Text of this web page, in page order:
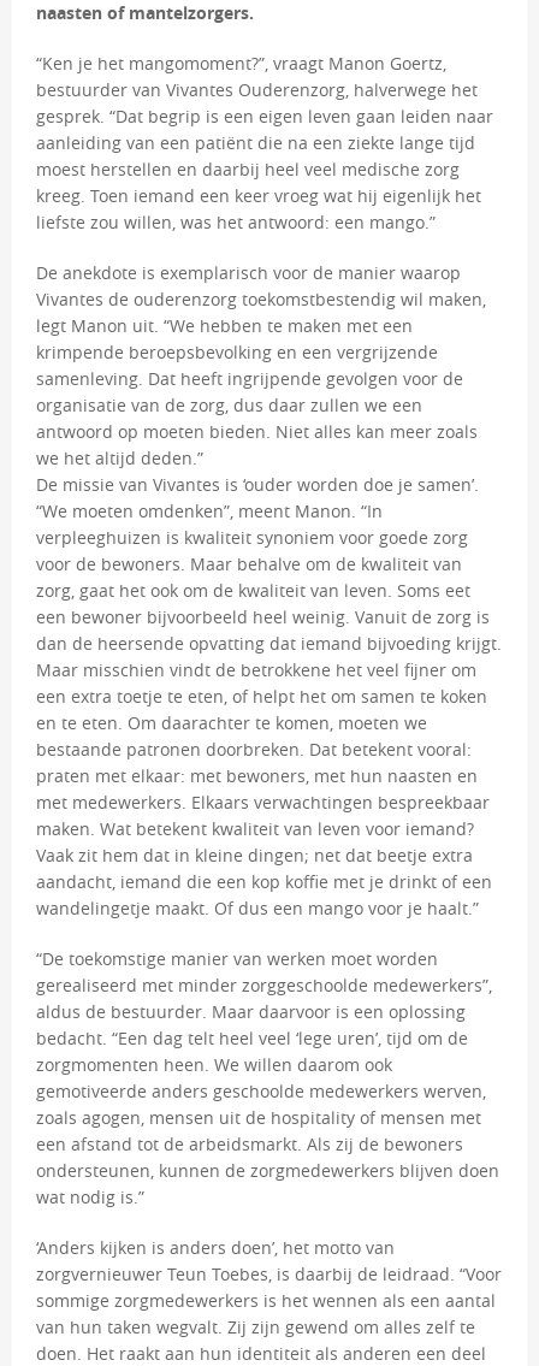
naasten of mantelzorgers.
“Ken je het mangomoment?”, vraagt Manon Goertz,
bestuurder van Vivantes Ouderenzorg, halverwege het
gesprek. “Dat begrip is een eigen leven gaan leiden naar
aanleiding van een patiënt die na een ziekte lange tijd
moest herstellen en daarbij heel veel medische zorg
kreeg. Toen iemand een keer vroeg wat hij eigenlijk het
liefste zou willen, was het antwoord: een mango.”
De anekdote is exemplarisch voor de manier waarop
Vivantes de ouderenzorg toekomstbestendig wil maken,
legt Manon uit. “We hebben te maken met een
krimpende beroepsbevolking en een vergrijzende
samenleving. Dat heeft ingrijpende gevolgen voor de
organisatie van de zorg, dus daar zullen we een
antwoord op moeten bieden. Niet alles kan meer zoals
we het altijd deden.”
De missie van Vivantes is ‘ouder worden doe je samen’.
“We moeten omdenken”, meent Manon. “In
verpleeghuizen is kwaliteit synoniem voor goede zorg
voor de bewoners. Maar behalve om de kwaliteit van
zorg, gaat het ook om de kwaliteit van leven. Soms eet
een bewoner bijvoorbeeld heel weinig. Vanuit de zorg is
dan de heersende opvatting dat iemand bijvoeding krijgt.
Maar misschien vindt de betrokkene het veel fijner om
een extra toetje te eten, of helpt het om samen te koken
en te eten. Om daarachter te komen, moeten we
bestaande patronen doorbreken. Dat betekent vooral:
praten met elkaar: met bewoners, met hun naasten en
met medewerkers. Elkaars verwachtingen bespreekbaar
maken. Wat betekent kwaliteit van leven voor iemand?
Vaak zit hem dat in kleine dingen; net dat beetje extra
aandacht, iemand die een kop koffie met je drinkt of een
wandelingetje maakt. Of dus een mango voor je haalt.”
“De toekomstige manier van werken moet worden
gerealiseerd met minder zorggeschoolde medewerkers”,
aldus de bestuurder. Maar daarvoor is een oplossing
bedacht. “Een dag telt heel veel ‘lege uren’, tijd om de
zorgmomenten heen. We willen daarom ook
gemotiveerde anders geschoolde medewerkers werven,
zoals agogen, mensen uit de hospitality of mensen met
een afstand tot de arbeidsmarkt. Als zij de bewoners
ondersteunen, kunnen de zorgmedewerkers blijven doen
wat nodig is.”
‘Anders kijken is anders doen’, het motto van
zorgvernieuwer Teun Toebes, is daarbij de leidraad. “Voor
sommige zorgmedewerkers is het wennen als een aantal
van hun taken wegvalt. Zij zijn gewend om alles zelf te
doen. Het raakt aan hun identiteit als anderen een deel